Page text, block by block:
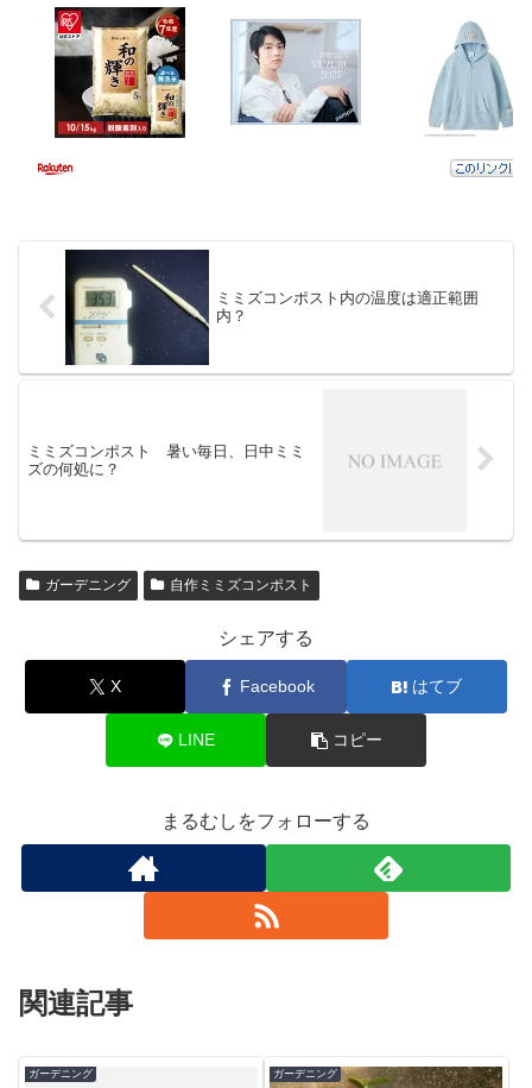
ミミズコンポスト内の温度は適正範囲
内？
ミミズコンポスト 暑い毎日、日中ミミ
ズの何処に？
ガーデニング 自作ミミズコンポスト
シェアする
X Facebook はてブ
LINE コピー
まるむしをフォローする
関連記事
ガーデニング ガーデニング